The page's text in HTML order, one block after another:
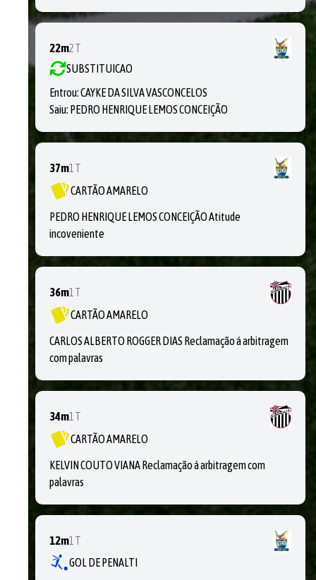
22m2T
SUBSTITUICAO
Entrou:CAYKE DA SILVA VASCONCELOS
Saiu: PEDRO HENRIQUE LEMOS CONCEIÇÃO
37m1T
CARTÃO AMARELO
PEDRO HENRIQUE LEMOS CONCEIÇÃO Atitude
incoveniente
36m1T
CARTÃO AMARELO
CARLOS ALBERTO ROGGER DIAS Reclamação á arbitragem
com palavras
34m1T
CARTÃO AMARELO
KELVIN COUTO VIANA Reclamação á arbitragem com
palavras
12m1T
GOL DE PENALTI